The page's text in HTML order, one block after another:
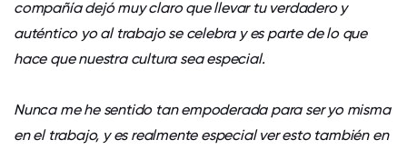
compañía dejó muy claro que llevar tu verdadero y
auténtico yo al trabajo se celebra y es parte de lo que
hace que nuestra cultura sea especial.
Nunca me he sentido tan empoderada para ser yo misma
en el trabajo, y es realmente especial ver esto también en